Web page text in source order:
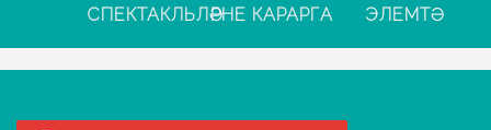
СПЕКТАКЛЬЛӘРНЕ КАРАРГА
ЭЛЕМТӘ